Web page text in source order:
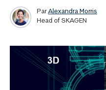
ParAlexandra Morris
Head of SKAGEN